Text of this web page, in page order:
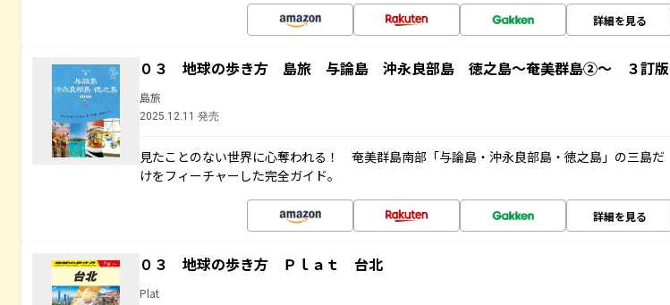
詳細を見る
０３ 地球の歩き方 島旅 与論島 沖永良部島 徳之島～奄美群島②～ ３訂版
島旅
2025.12.11 発売
見たことのない世界に心奪われる！ 奄美群島南部「与論島・沖永良部島・徳之島」の三島だ
けをフィーチャーした完全ガイド。
詳細を見る
０３ 地球の歩き方 Ｐｌａｔ 台北
Plat